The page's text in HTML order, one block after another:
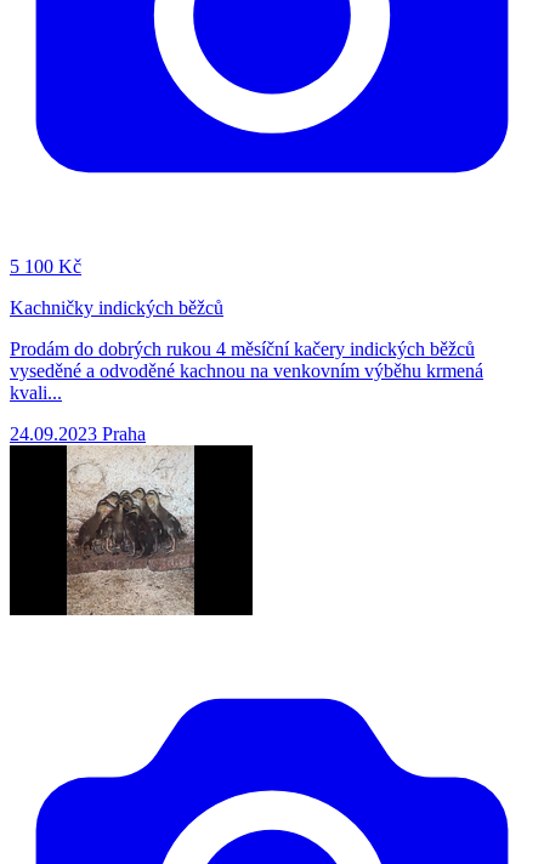
5 100 Kč
Kachničky indických běžců
Prodám do dobrých rukou 4 měsíční kačery indických běžců
vyseděné a odvoděné kachnou na venkovním výběhu krmená
kvali...
24.09.2023 Praha